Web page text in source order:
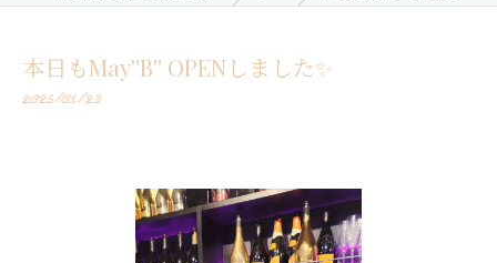
本日もMay''B'' OPENしました✨
2025/01/23